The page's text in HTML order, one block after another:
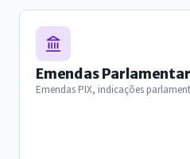
Emendas
Emendas PIX, indicações